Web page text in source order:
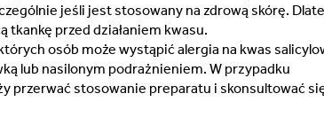
jeśli jest stosowany na zdrową skórę.
tkankę przed działaniem kwasu.
osób może wystąpić alergia na kwas
lub nasilonym podrażnieniem. W przypadku
przerwać stosowanie preparatu i skonsultować